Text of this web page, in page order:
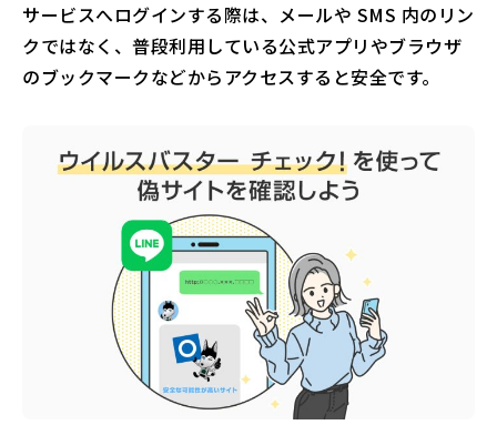
サービスへログインする際は、メールや SMS 内のリン
クではなく、普段利用している公式アプリやブラウザ
のブックマークなどからアクセスすると安全です。